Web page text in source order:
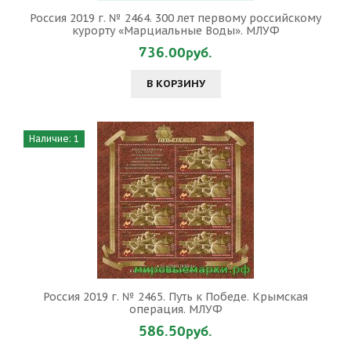
Россия 2019 г. № 2464. 300 лет первому российскому
курорту «Марциальные Воды». МЛУФ
736.00руб.
В КОРЗИНУ
Наличие: 1
Россия 2019 г. № 2465. Путь к Победе. Крымская
операция. МЛУФ
586.50руб.